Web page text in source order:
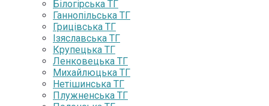
Білогірська ТГ
Ганнопільська ТГ
Грицівська ТГ
Ізяславська ТГ
Крупецька ТГ
Ленковецька ТГ
Михайлюцька ТГ
Нетішинська ТГ
Плужненська ТГ